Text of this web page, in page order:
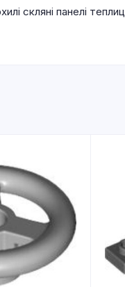
скляні панелі